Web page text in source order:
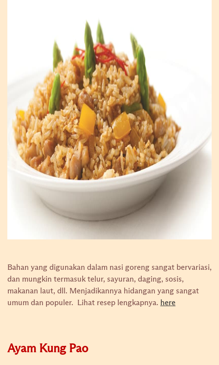
Bahan yang digunakan dalam nasi goreng sangat bervariasi,
dan mungkin termasuk telur, sayuran, daging, sosis,
makanan laut, dll. Menjadikannya hidangan yang sangat
umum dan populer.
Lihat resep lengkapnya. here
Ayam Kung Pao